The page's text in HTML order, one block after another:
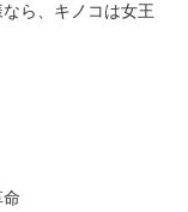
ら、キノコは女王